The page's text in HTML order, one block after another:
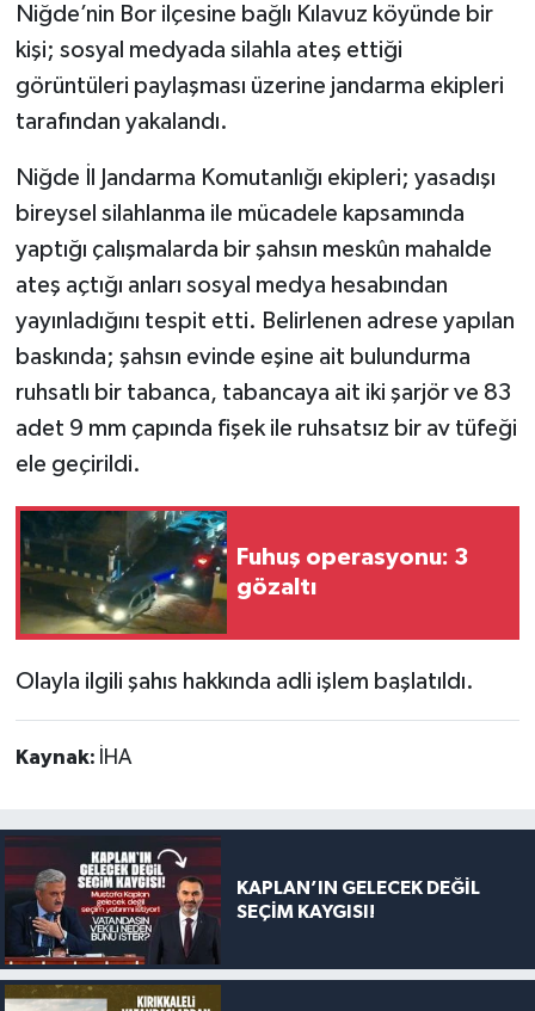
Niğde’nin Bor ilçesine bağlı Kılavuz köyünde bir
kişi; sosyal medyada silahla ateş ettiği
görüntüleri paylaşması üzerine jandarma ekipleri
tarafından yakalandı.
Niğde İl Jandarma Komutanlığı ekipleri; yasadışı
bireysel silahlanma ile mücadele kapsamında
yaptığı çalışmalarda bir şahsın meskûn mahalde
ateş açtığı anları sosyal medya hesabından
yayınladığını tespit etti. Belirlenen adrese yapılan
baskında; şahsın evinde eşine ait bulundurma
ruhsatlı bir tabanca, tabancaya ait iki şarjör ve 83
adet 9 mm çapında fişek ile ruhsatsız bir av tüfeği
ele geçirildi.
Fuhuş operasyonu: 3
gözaltı
Olayla ilgili şahıs hakkında adli işlem başlatıldı.
Kaynak: İHA
KAPLAN’IN GELECEK DEĞİL
SEÇİM KAYGISI!